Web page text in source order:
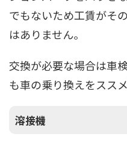
でもないため工賃がそ
はありません。
交換が必要な場合は車
も車の乗り換えをススメ
溶接機